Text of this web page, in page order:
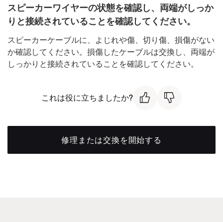
スピーカーワイヤーの状態を確認し、両端がしっか
りと接続されていることを確認してください。
スピーカーケーブルに、よじれや傷、切り傷、損傷がない
か確認してください。損傷したケーブルは交換し、両端が
しっかりと接続されていることを確認してください。
これは役に立ちましたか?
修理または交換を開始する